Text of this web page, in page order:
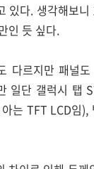
있다. 생각해보
인 듯 싶다.
다르지만 패널
일단 갤럭시 탭
는 TFT LCD임